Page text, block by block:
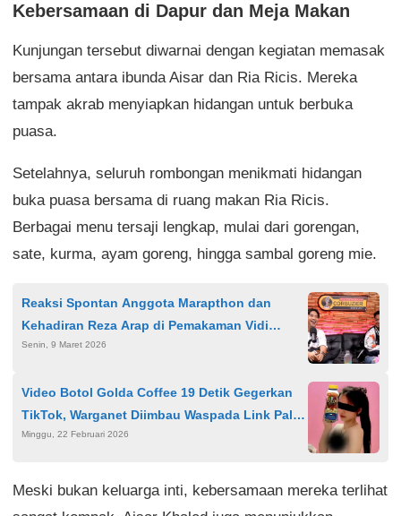
Kebersamaan di Dapur dan Meja Makan
Kunjungan tersebut diwarnai dengan kegiatan memasak
bersama antara ibunda Aisar dan Ria Ricis. Mereka
tampak akrab menyiapkan hidangan untuk berbuka
puasa.
Setelahnya, seluruh rombongan menikmati hidangan
buka puasa bersama di ruang makan Ria Ricis.
Berbagai menu tersaji lengkap, mulai dari gorengan,
sate, kurma, ayam goreng, hingga sambal goreng mie.
Reaksi Spontan Anggota Marapthon dan
Kehadiran Reza Arap di Pemakaman Vidi
Aldiano
Senin, 9 Maret 2026
Video Botol Golda Coffee 19 Detik Gegerkan
TikTok, Warganet Diimbau Waspada Link Palsu
Berisi Malware
Minggu, 22 Februari 2026
Meski bukan keluarga inti, kebersamaan mereka terlihat